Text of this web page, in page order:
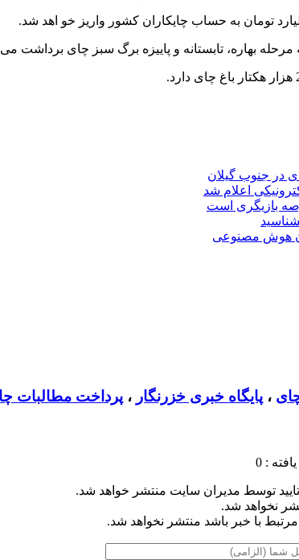
تومان به حساب چایکاران کشور واریز خو اهد شد.
بهاره، تابستانه و پاییزه برگ سبز چای برداشت
در جنوب گیلان
اعلام شد
بازیگری است
هوش مصنوعی
، پایگاه خبری خزرنگار ، پرداخت مطالبات
: 0
توسط مدیران سایت منتشر خواهد شد.
نخواهد شد.
با خبر باشد منتشر نخواهد شد.